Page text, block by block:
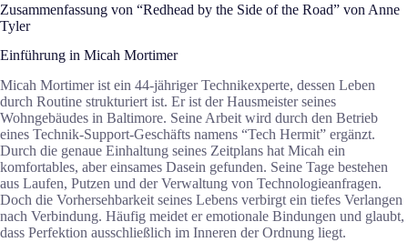
Zusammenfassung von “Redhead by the Side of the Road” von Anne
Tyler
Einführung in Micah Mortimer
Micah Mortimer ist ein 44-jähriger Technikexperte, dessen Leben
durch Routine strukturiert ist. Er ist der Hausmeister seines
Wohngebäudes in Baltimore. Seine Arbeit wird durch den Betrieb
eines Technik-Support-Geschäfts namens “Tech Hermit” ergänzt.
Durch die genaue Einhaltung seines Zeitplans hat Micah ein
komfortables, aber einsames Dasein gefunden. Seine Tage bestehen
aus Laufen, Putzen und der Verwaltung von Technologieanfragen.
Doch die Vorhersehbarkeit seines Lebens verbirgt ein tiefes Verlangen
nach Verbindung. Häufig meidet er emotionale Bindungen und glaubt,
dass Perfektion ausschließlich im Inneren der Ordnung liegt.